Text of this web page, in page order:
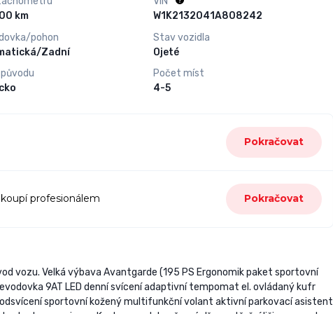
275 200 km
pohon
Zadní
W1K2132041A808242
Stav vozidla
Ojeté
Počet míst
4-5
Pokračovat
profesionálem Pokračovat
vozu. Velká výbava Avantgarde (195 PS Ergonomik paket sportovní
9AT LED denní svícení adaptivní tempomat el. ovládaný kufr
sportovní kožený multifunkční volant aktivní parkovací asistent